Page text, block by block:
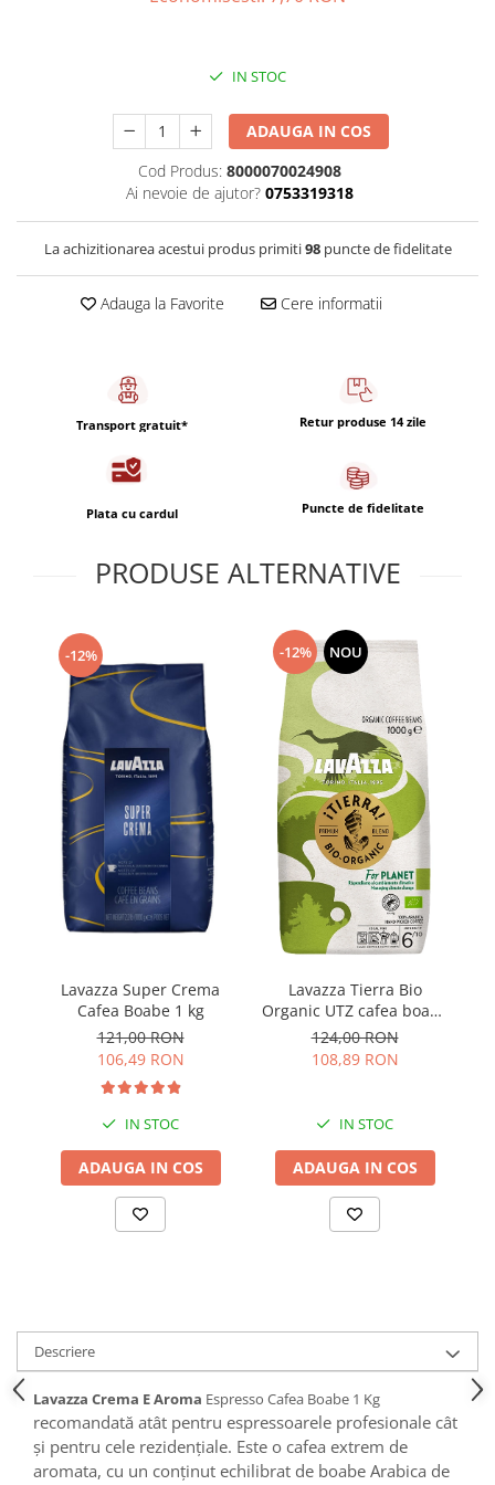
IN STOC
ADAUGA IN COS
Cod Produs: 8000070024908
Ai nevoie de ajutor? 0753319318
La achizitionarea acestui produs primiti98puncte de fidelitate
Adauga la Favorite Cere informatii
Transport gratuit* Retur produse 14 zile
Plata cu cardul Puncte de fidelitate
PRODUSE ALTERNATIVE
-12%
Lavazza Super Crema
Cafea Boabe 1 kg
121,00 RON
106,49 RON
IN STOC
ADAUGA IN COS
-12% NOU
Lavazza Tierra Bio
Organic UTZ cafea boabe
1kg
124,00 RON
108,89 RON
IN STOC
ADAUGA IN COS
Descriere
Lavazza Crema E Aroma Espresso Cafea Boabe 1 Kg
recomandată atât pentru espressoarele profesionale cât
și pentru cele rezidențiale. Este o cafea extrem de
aromata, cu un conținut echilibrat de boabe Arabica de